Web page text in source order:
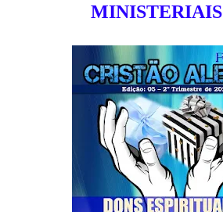
MINISTERIAIS